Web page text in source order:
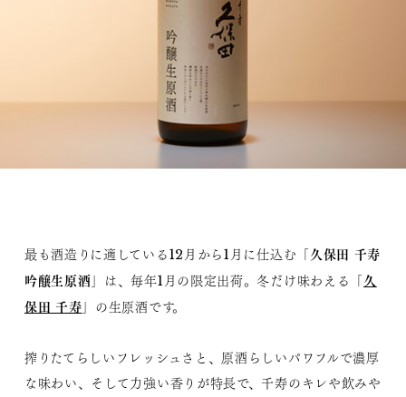
最も酒造りに適している12月から1月に仕込む「久保田 千寿
吟醸生原酒」は、毎年1月の限定出荷。冬だけ味わえる「久
保田 千寿」の生原酒です。
搾りたてらしいフレッシュさと、原酒らしいパワフルで濃厚
な味わい、そして力強い香りが特長で、千寿のキレや飲みや